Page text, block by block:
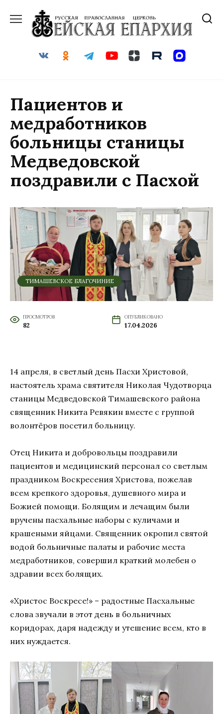
содержанию
Пациентов и
медработников
больницы станицы
Медведовской
поздравили с Пасхой
ТИМАШЕВСКОЕ БЛАГОЧИНИЕ
ПРОСМОТРОВ
82
ОПУБЛИКОВАНО
17.04.2026
14 апреля, в светлый день Пасхи Христовой,
настоятель храма святителя Николая Чудотворца
станицы Медведовской Тимашевского района
священник Никита Ревякин вместе с группой
волонтёров посетил больницу.
Отец Никита и добровольцы поздравили
пациентов и медицинский персонал со светлым
праздником Воскресения Христова, пожелав
всем крепкого здоровья, душевного мира и
Божией помощи. Болящим и лечащим были
вручены пасхальные наборы с куличами и
крашеными яйцами. Священник окропил святой
водой больничные палаты и рабочие места
медработников, совершил краткий молебен о
здравии всех болящих.
«Христос Воскресе!» – радостные Пасхальные
слова звучали в этот день в больничных
коридорах, даря надежду и утешение всем, кто в
них нуждается.